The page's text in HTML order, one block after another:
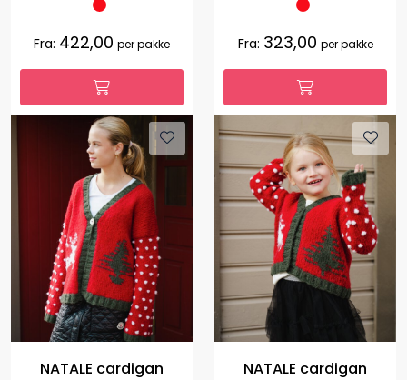
Fra: 422,00 per pakke Fra: 323,00 per pakke
NATALE cardigan NATALE cardigan